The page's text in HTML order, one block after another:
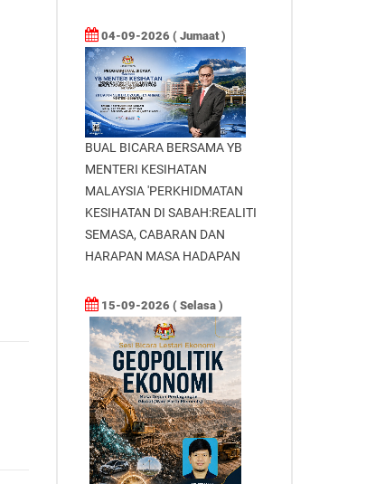
04-09-2026 ( Jumaat )
BUAL BICARA BERSAMA YB
MENTERI KESIHATAN
MALAYSIA 'PERKHIDMATAN
KESIHATAN DI SABAH:REALITI
SEMASA, CABARAN DAN
HARAPAN MASA HADAPAN
15-09-2026 ( Selasa )